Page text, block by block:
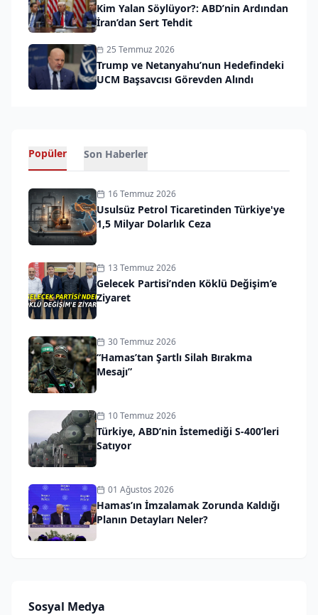
Kim Yalan Söylüyor?: ABD’nin Ardından
İran’dan Sert Tehdit
25 Temmuz 2026
Trump ve Netanyahu’nun Hedefindeki
UCM Başsavcısı Görevden Alındı
Popüler Son Haberler
16 Temmuz 2026
Usulsüz Petrol Ticaretinden Türkiye'ye
1,5 Milyar Dolarlık Ceza
13 Temmuz 2026
Gelecek Partisi’nden Köklü Değişim’e
Ziyaret
30 Temmuz 2026
“Hamas’tan Şartlı Silah Bırakma
Mesajı”
10 Temmuz 2026
Türkiye, ABD’nin İstemediği S-400’leri
Satıyor
01 Ağustos 2026
Hamas’ın İmzalamak Zorunda Kaldığı
Planın Detayları Neler?
Sosyal Medya